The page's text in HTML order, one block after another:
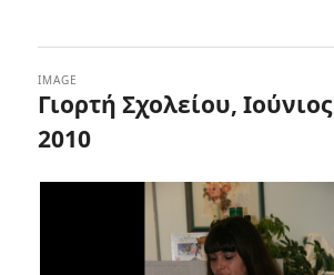
Γιορτή Σχολείου, Ιούνιος
2010
IMAGE